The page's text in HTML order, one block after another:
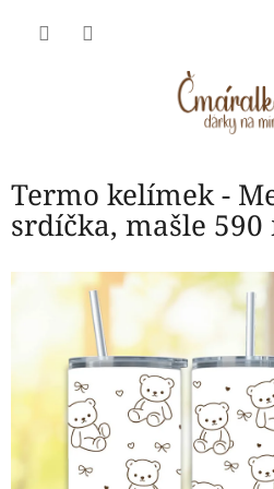
Termo kelímek -
srdíčka, mašle 590